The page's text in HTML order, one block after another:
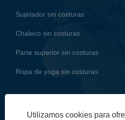
Sujetador sin costuras
Chaleco sin costuras
Parte superior sin costuras
Ropa de yoga sin costuras
Utilizamos cookies para